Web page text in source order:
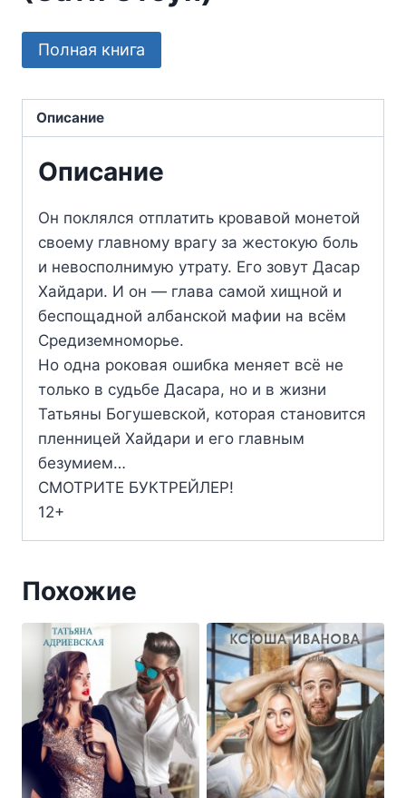
Полная книга
Описание
Описание
Он поклялся отплатить кровавой монетой
своему главному врагу за жестокую боль
и невосполнимую утрату. Его зовут Дасар
Хайдари. И он — глава самой хищной и
беспощадной албанской мафии на всём
Средиземноморье.
Но одна роковая ошибка меняет всё не
только в судьбе Дасара, но и в жизни
Татьяны Богушевской, которая становится
пленницей Хайдари и его главным
безумием…
СМОТРИТЕ БУКТРЕЙЛЕР!
12+
Похожие